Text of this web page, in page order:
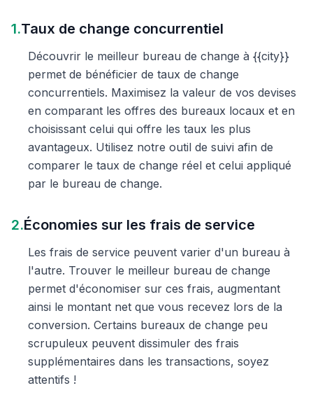
1.Taux de change concurrentiel
Découvrir le meilleur bureau de change à {{city}}
permet de bénéficier de taux de change
concurrentiels. Maximisez la valeur de vos devises
en comparant les offres des bureaux locaux et en
choisissant celui qui offre les taux les plus
avantageux. Utilisez notre outil de suivi afin de
comparer le taux de change réel et celui appliqué
par le bureau de change.
2.Économies sur les frais de service
Les frais de service peuvent varier d'un bureau à
l'autre. Trouver le meilleur bureau de change
permet d'économiser sur ces frais, augmentant
ainsi le montant net que vous recevez lors de la
conversion. Certains bureaux de change peu
scrupuleux peuvent dissimuler des frais
supplémentaires dans les transactions, soyez
attentifs !